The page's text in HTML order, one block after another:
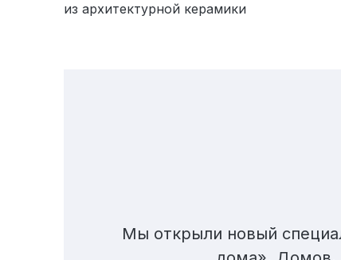
Функция Генподрядчик
из архитектурной керамики
Мы открыли новый